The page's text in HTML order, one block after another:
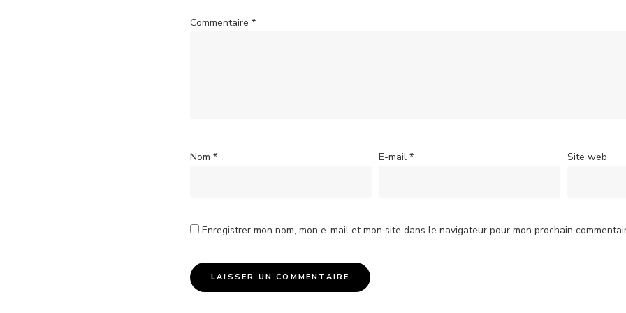
Commentaire *
Nom * E-mail * Site web
Enregistrer mon nom, mon e-mail et mon site dans le navigateur pour mon prochain